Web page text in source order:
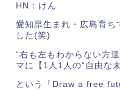
HN：けん
愛知県生まれ・広島育ち
した(笑)
“右も左もわからない方
マに【1人1人の“自由な
という「Draw a free